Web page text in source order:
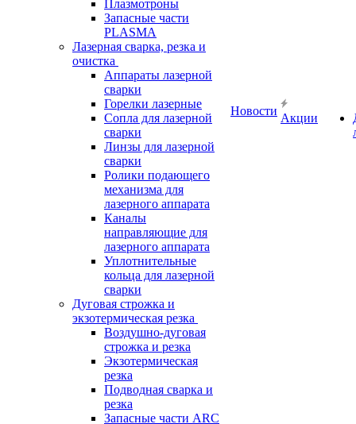
Плазмотроны
Запасные части
PLASMA
Лазерная сварка, резка и
очистка
Аппараты лазерной
сварки
Горелки лазерные
Сопла для лазерной
сварки
Линзы для лазерной
сварки
Ролики подающего
механизма для
лазерного аппарата
Каналы
направляющие для
лазерного аппарата
Уплотнительные
кольца для лазерной
сварки
Дуговая строжка и
экзотермическая резка
Воздушно-дуговая
строжка и резка
Экзотермическая
резка
Подводная сварка и
резка
Запасные части ARC
Новости
Акции